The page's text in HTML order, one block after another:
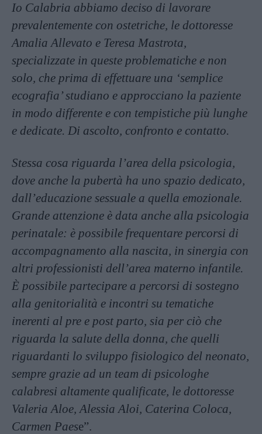
Io Calabria abbiamo deciso di lavorare
prevalentemente con ostetriche, le dottoresse
Amalia Allevato e Teresa Mastrota,
specializzate in queste problematiche e non
solo, che prima di effettuare una ‘semplice
ecografia’ studiano e approcciano la paziente
in modo differente e con tempistiche più lunghe
e dedicate. Di ascolto, confronto e contatto.
Stessa cosa riguarda l’area della psicologia,
dove anche la pubertà ha uno spazio dedicato,
dall’educazione sessuale a quella emozionale.
Grande attenzione è data anche alla psicologia
perinatale: è possibile frequentare percorsi di
accompagnamento alla nascita, in sinergia con
altri professionisti dell’area materno infantile.
È possibile partecipare a percorsi di sostegno
alla genitorialità e incontri su tematiche
inerenti al pre e post parto, sia per ciò che
riguarda la salute della donna, che quelli
riguardanti lo sviluppo fisiologico del neonato,
sempre grazie ad un team di psicologhe
calabresi altamente qualificate, le dottoresse
Valeria Aloe, Alessia Aloi, Caterina Coloca,
Carmen Paese”.